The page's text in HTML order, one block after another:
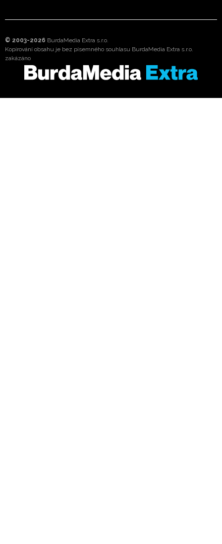
© 2003-2026 BurdaMedia Extra s.r.o.
Kopírování obsahu je bez písemného souhlasu BurdaMedia Extra s.r.o.
zakázáno